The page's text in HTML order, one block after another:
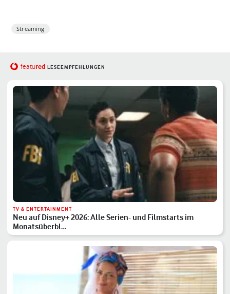
Streaming
featured LESEEMPFEHLUNGEN
TV & ENTERTAINMENT
Neu auf Disney+ 2026: Alle Serien- und Filmstarts im
Monatsüberbl…